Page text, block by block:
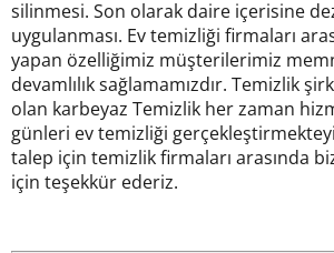
silinmesi. Son olarak daire içerisine
uygulanması. Ev temizliği firmaları
yapan özelliğimiz müşterilerimiz
devamlılık sağlamamızdır. Temizlik
olan karbeyaz Temizlik her zaman
günleri ev temizliği
talep için temizlik firmaları arasında
için teşekkür ederiz.